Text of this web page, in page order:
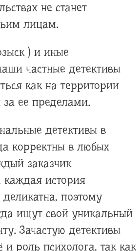
не станет
лицам.
) и иные
частные детективы
как на территории
ее пределами.
детективы в
корректны в любых
заказчик
история
поэтому
ищут свой уникальный
Зачастую детективы
роль психолога, так как